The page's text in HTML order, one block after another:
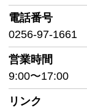
電話番号
0256-97-1661
営業時間
9:00〜17:00
リンク